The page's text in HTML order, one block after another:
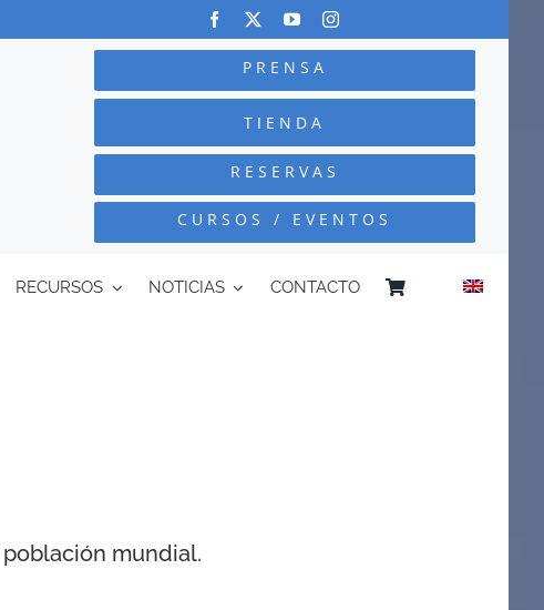
PRENSA
TIENDA
RESERVAS
CURSOS / EVENTOS
RECURSOS NOTICIAS CONTACTO
mundial.